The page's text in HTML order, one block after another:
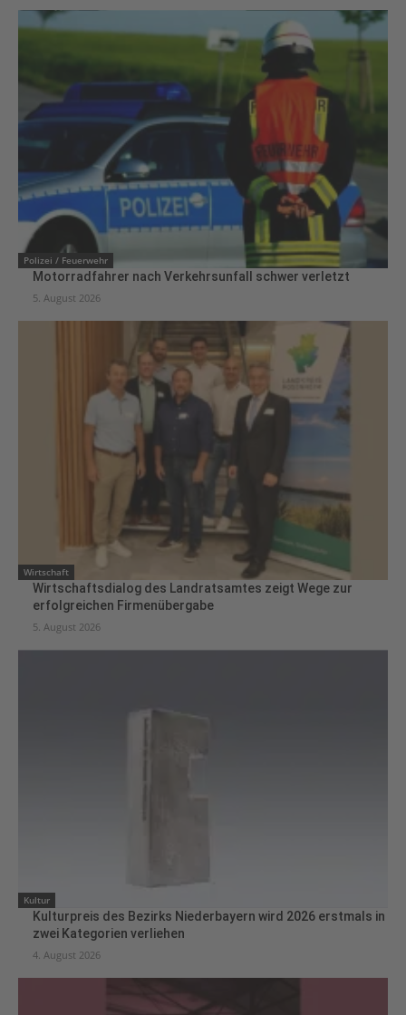
Polizei / Feuerwehr
Motorradfahrer nach Verkehrsunfall schwer verletzt
5. August 2026
Wirtschaft
Wirtschaftsdialog des Landratsamtes zeigt Wege zur
erfolgreichen Firmenübergabe
5. August 2026
Kultur
Kulturpreis des Bezirks Niederbayern wird 2026 erstmals in
zwei Kategorien verliehen
4. August 2026